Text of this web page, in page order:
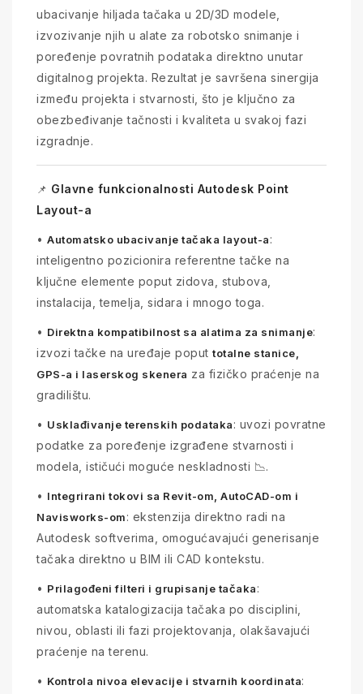
ubacivanje hiljada tačaka u 2D/3D modele,
izvozivanje njih u alate za robotsko snimanje i
poređenje povratnih podataka direktno unutar
digitalnog projekta. Rezultat je savršena sinergija
između projekta i stvarnosti, što je ključno za
obezbeđivanje tačnosti i kvaliteta u svakoj fazi
izgradnje.
📌 Glavne funkcionalnosti Autodesk Point
Layout-a
• Automatsko ubacivanje tačaka layout-a:
inteligentno pozicionira referentne tačke na
ključne elemente poput zidova, stubova,
instalacija, temelja, sidara i mnogo toga.
• Direktna kompatibilnost sa alatima za snimanje:
izvozi tačke na uređaje poput totalne stanice,
GPS-a i laserskog skenera za fizičko praćenje na
gradilištu.
• Usklađivanje terenskih podataka: uvozi povratne
podatke za poređenje izgrađene stvarnosti i
modela, ističući moguće neskladnosti 📉.
• Integrirani tokovi sa Revit-om, AutoCAD-om i
Navisworks-om: ekstenzija direktno radi na
Autodesk softverima, omogućavajući generisanje
tačaka direktno u BIM ili CAD kontekstu.
• Prilagođeni filteri i grupisanje tačaka:
automatska katalogizacija tačaka po disciplini,
nivou, oblasti ili fazi projektovanja, olakšavajući
praćenje na terenu.
• Kontrola nivoa elevacije i stvarnih koordinata: